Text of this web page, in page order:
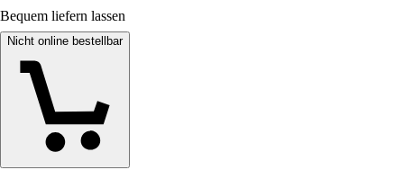
Bequem liefern lassen
Nicht online bestellbar